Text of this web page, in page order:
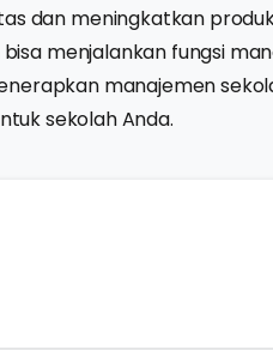
dan meningkatkan
menjalankan fungsi
manajemen
sekolah Anda.